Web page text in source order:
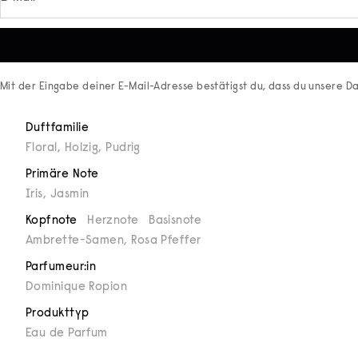
Mit der Eingabe deiner E-Mail-Adresse bestätigst du, dass du unsere
Duftfamilie
Floral, Holzig, Pudrig
Primäre Note
Iris, Jasmin
Kopfnote Herznote
Basisnote
Ambrette-Samen, Rosa Pfeffer
Parfumeur:in
Dominique Ropion
Produkttyp
Eau de Parfum